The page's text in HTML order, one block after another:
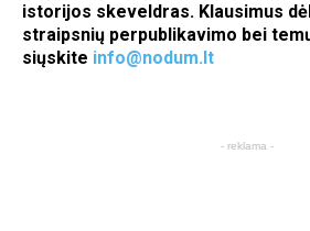
istorijos skeveldras. Klausimus
straipsnių perpublikavimo bei
siųskite info@nodum.lt
- reklama -